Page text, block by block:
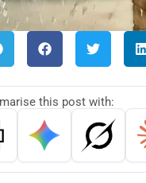
this post with: